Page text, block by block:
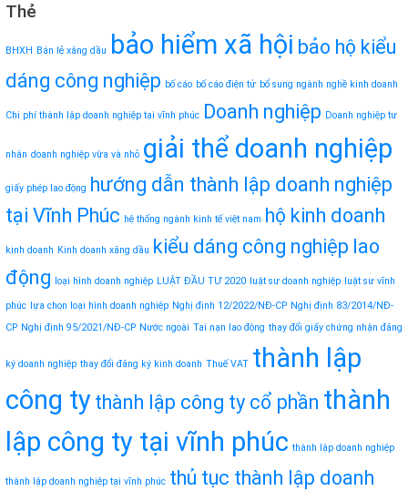
Thẻ
BHXH Bán lẻ xăng dầu bảo hiểm xã hội bảo hộ kiểu
dáng công nghiệp bố cáo bố cáo điện tử bổ sung ngành nghề kinh doanh
Chi phí thành lập doanh nghiệp tại vĩnh phúc Doanh nghiệp Doanh nghiệp tư
nhân doanh nghiệp vừa và nhỏ giải thể doanh nghiệp
giấy phép lao động
hướng dẫn thành lập doanh nghiệp
tại Vĩnh Phúc hệ thống ngành kinh tế việt nam hộ kinh doanh
kinh doanh Kinh doanh xăng dầu kiểu dáng công nghiệp lao
động
loại hình doanh nghiệp LUẬT ĐẦU TƯ 2020 luật sư doanh nghiệp luật sư vĩnh
phúc lựa chọn loại hình doanh nghiệp Nghị định 12/2022/NĐ-CP Nghị định 83/2014/NĐ-
CP Nghị định 95/2021/NĐ-CP Nước ngoài Tai nạn lao động thay đổi giấy chứng nhận đăng
ký doanh nghiệp thay đổi đăng ký kinh doanh Thuế VAT thành lập
công ty thành lập công ty cổ phần thành
lập công ty tại vĩnh phúc thành lập doanh nghiệp
thành lập doanh nghiệp tại vĩnh phúc thủ tục thành lập doanh